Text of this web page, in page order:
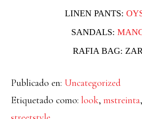
LINEN PANTS:
SANDALS:
RAFIA BAG:
Publicado en: Uncategorized
Etiquetado como:look,mstreinta